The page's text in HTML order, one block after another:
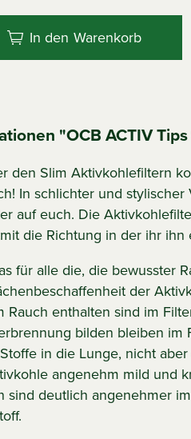
In den Warenkorb
"OCB ACTIV
den Slim Aktivkohlefiltern
In schlichter und
auf euch. Die
die Richtung in der ihr
für alle die, die bewusster
der
Rauch enthalten sind im
bilden bleiben im
in die Lunge, nicht
angenehm mild und
sind deutlich angenehmer